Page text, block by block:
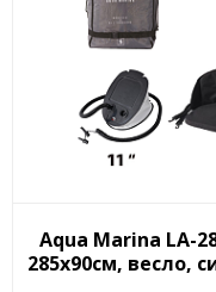
Aqua Marina LA-
285x90см, весло,